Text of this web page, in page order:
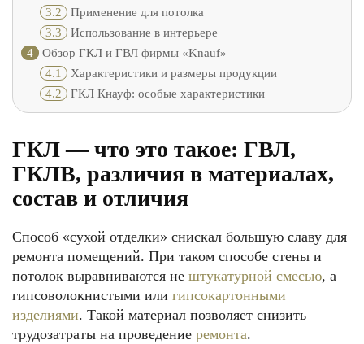
3.2 Применение для потолка
3.3 Использование в интерьере
4
Обзор ГКЛ и ГВЛ фирмы «Knauf»
4.1 Характеристики и размеры продукции
4.2 ГКЛ Кнауф: особые характеристики
ГКЛ — что это такое: ГВЛ,
ГКЛВ, различия в материалах,
состав и отличия
Способ «сухой отделки» снискал большую славу для
ремонта помещений. При таком способе стены и
потолок выравниваются не штукатурной смесью, а
гипсоволокнистыми или гипсокартонными
изделиями. Такой материал позволяет снизить
трудозатраты на проведение ремонта.